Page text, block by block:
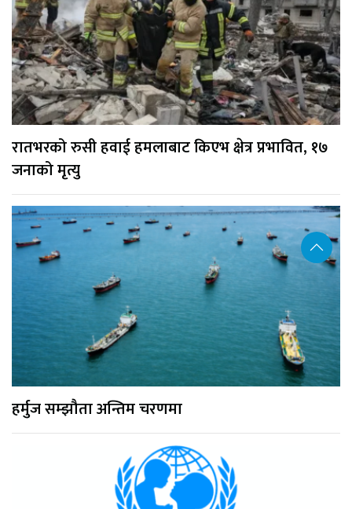
रातभरको रुसी हवाई हमलाबाट किएभ क्षेत्र प्रभावित, १७
जनाको मृत्यु
हर्मुज सम्झौता अन्तिम चरणमा